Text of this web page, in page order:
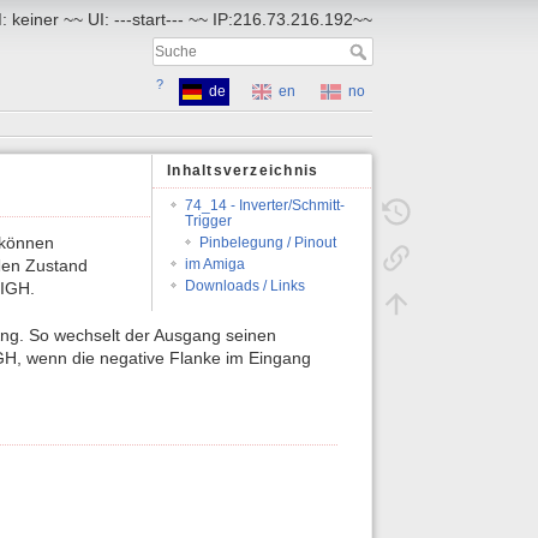
keiner ~~ UI: ---start--- ~~ IP:216.73.216.192~~
? de en
no
Inhaltsverzeichnis
74_14 - Inverter/Schmitt-
Trigger
Pinbelegung / Pinout
im Amiga
Downloads / Links
Zustand
So wechselt der Ausgang seinen
wenn die negative Flanke im Eingang